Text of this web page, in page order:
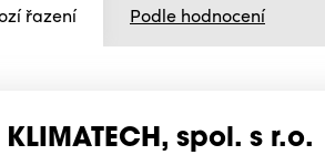
řazení Podle hodnocení
KLIMATECH, spol. s r.o.